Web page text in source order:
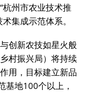
州市农业技术推
集成示范体系。
创新农技如星火般
村振兴局）将持续
用，目标建立新品
基地100个以上，